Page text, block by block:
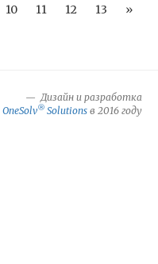
10 11 12 13 »
Дизайн и разработка
OneSolv® Solutions в 2016 году